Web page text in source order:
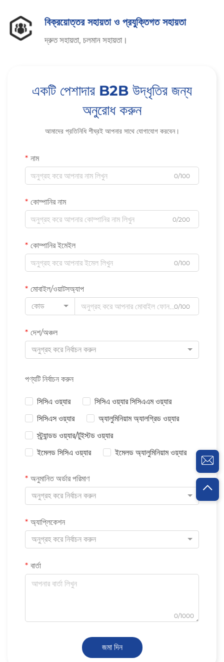
বিক্রয়োত্তর সহায়তা ও প্রযুক্তিগত সহায়তা
দ্রুত সহায়তা, চলমান সহায়তা।
একটি পেশাদার B2B উদ্ধৃতির জন্য
অনুরোধ করুন
আমাদের প্রতিনিধি শীঘ্রই আপনার সাথে যোগাযোগ করবেন।
নাম
0/100
কোম্পানির নাম
0/200
কোম্পানির ইমেইল
0/100
মোবাইল/ওয়াটসঅ্যাপ
কোড
0/100
দেশ/অঞ্চল
অনুগ্রহ করে নির্বাচন করুন
পণ্যটি নির্বাচন করুন
সিসিএ ওয়্যার
সিসিএ ওয়্যার সিসিএএম ওয়্যার
সিসিএস ওয়্যার
অ্যালুমিনিয়াম অ্যালগ্রিড ওয়্যার
স্ট্র্যান্ডড ওয়্যার/টুইস্টড ওয়্যার
ইমেলড সিসিএ ওয়্যার
ইমেলড অ্যালুমিনিয়াম ওয়্যার
অনুমানিত অর্ডার পরিমাণ
অনুগ্রহ করে নির্বাচন করুন
অ্যাপ্লিকেশন
অনুগ্রহ করে নির্বাচন করুন
বার্তা
0/1000
জমা দিন